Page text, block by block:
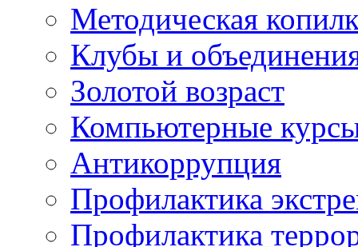
Методическая
Клубы и
Золотой возраст
Компьютерные
Антикоррупция
Профилактика
Профилактика